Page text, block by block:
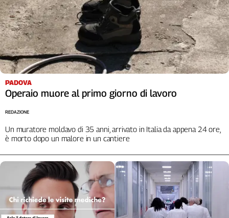
La
redazione
Newsletter
Social
PADOVA
Operaio muore al primo giorno di lavoro
Un muratore moldavo di 35 anni, arrivato in Italia da appena 24 ore,
è morto dopo un malore in un cantiere
REDAZIONE